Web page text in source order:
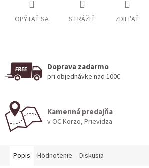
OPÝTAŤ SA STRÁŽIŤ ZDIEĽAŤ
Doprava zadarmo
pri objednávke nad 100€
Kamenná predajňa
v OC Korzo, Prievidza
Popis Hodnotenie Diskusia